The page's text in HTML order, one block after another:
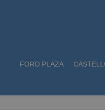
FORO PLAZA